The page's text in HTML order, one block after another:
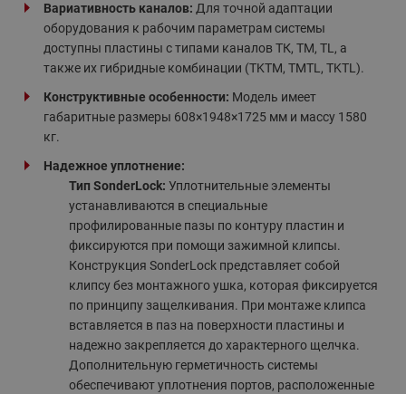
Вариативность каналов: Для точной адаптации
оборудования к рабочим параметрам системы
доступны пластины с типами каналов ТК, ТМ, TL, а
также их гибридные комбинации (TKTM, TMTL, TKTL).
Конструктивные особенности: Модель имеет
габаритные размеры 608×1948×1725 мм и массу 1580
кг.
Надежное уплотнение:
Тип SonderLock: Уплотнительные элементы
устанавливаются в специальные
профилированные пазы по контуру пластин и
фиксируются при помощи зажимной клипсы.
Конструкция SonderLock представляет собой
клипсу без монтажного ушка, которая фиксируется
по принципу защелкивания. При монтаже клипса
вставляется в паз на поверхности пластины и
надежно закрепляется до характерного щелчка.
Дополнительную герметичность системы
обеспечивают уплотнения портов, расположенные